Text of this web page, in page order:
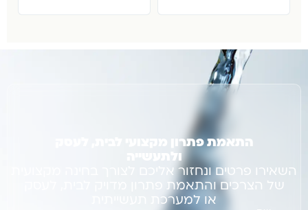
התאמת פתרון מקצועי לבית, לעסק
ולתעשייה
השאירו פרטים ונחזור אליכם לצורך בחינה מקצועית
של הצרכים והתאמת פתרון מדויק לבית, לעסק
או למערכת תעשייתית